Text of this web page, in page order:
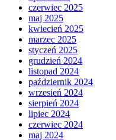
czerwiec 2025
maj 2025
kwiecień 2025
marzec 2025
styczeń 2025
grudzień 2024
listopad 2024
październik 2024
wrzesień 2024
sierpień 2024
lipiec 2024
czerwiec 2024
maj 2024